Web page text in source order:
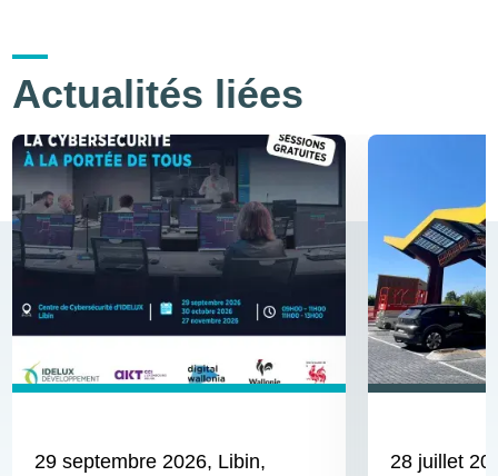
Actualités liées
29 septembre 2026, Libin,
28 juillet